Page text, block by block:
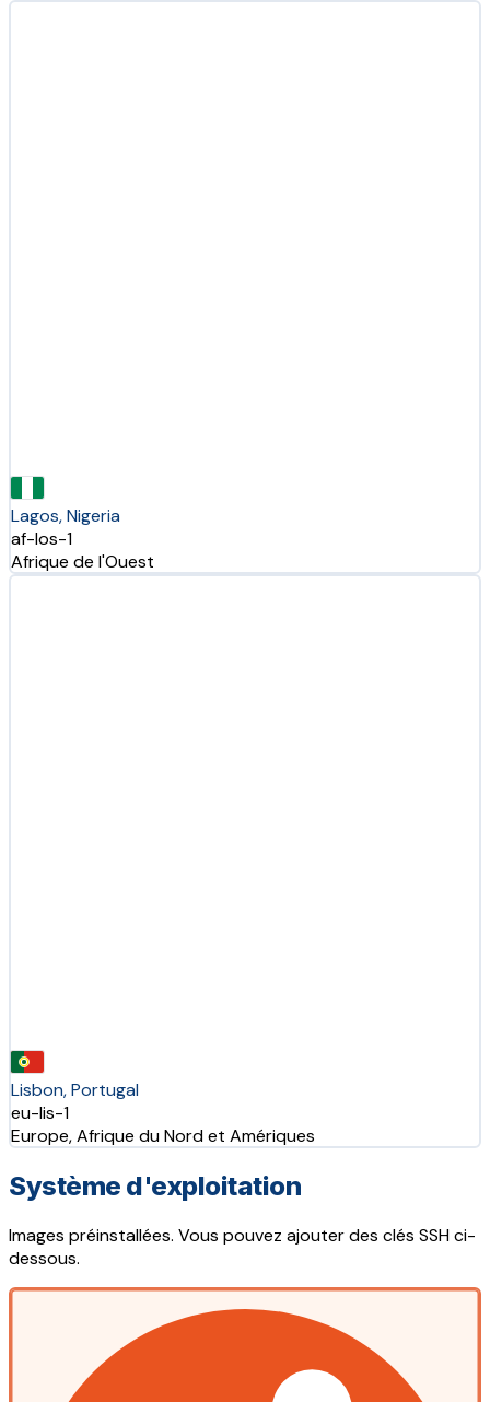
Lagos, Nigeria
af-los-1
Afrique de l'Ouest
Lisbon, Portugal
eu-lis-1
Europe, Afrique du Nord et Amériques
Système d'exploitation
Images préinstallées. Vous pouvez ajouter des clés SSH ci-
dessous.